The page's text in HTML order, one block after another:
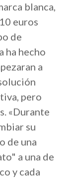
blanca,
euros
de
ha hecho
a
pero
«Durante
su
de una
a una de
y cada